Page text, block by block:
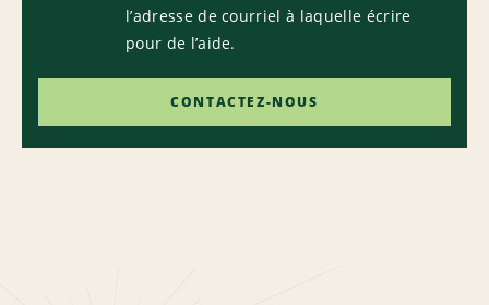
l’adresse de courriel à laquelle écrire
pour de l’aide.
CONTACTEZ-NOUS